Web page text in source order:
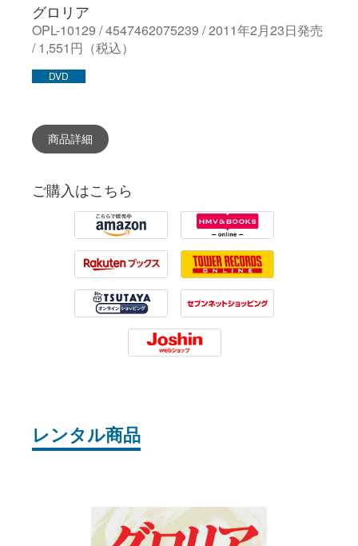
グロリア
OPL-10129 / 4547462075239 / 2011年2月23日発売
/ 1,551円（税込）
DVD
商品詳細
ご購入はこちら
Amazon HMV
Rakuten Tower Records
Tsutaya 7net
Joshin
レンタル商品